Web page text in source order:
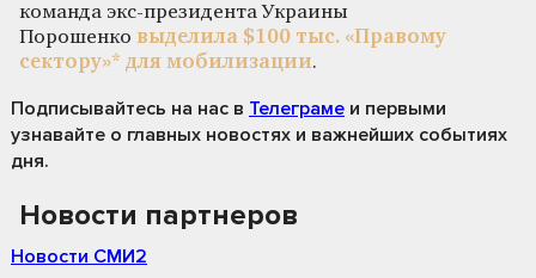
команда экс-президента Украины
Порошенко выделила $100 тыс. «Правому
сектору»* для мобилизации.
Подписывайтесь на нас в Телеграме и первыми
узнавайте о главных новостях и важнейших событиях
дня.
Новости партнеров
Новости СМИ2